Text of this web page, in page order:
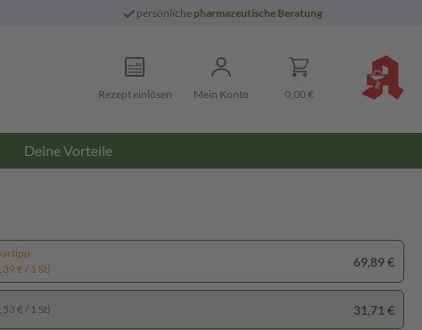
persönliche pharmazeutische Beratung
Rezept einlösen Mein Konto 0,00 €
Deine Vorteile
€ / 1 St)
69,89 €
€ / 1 St) 31,71 €